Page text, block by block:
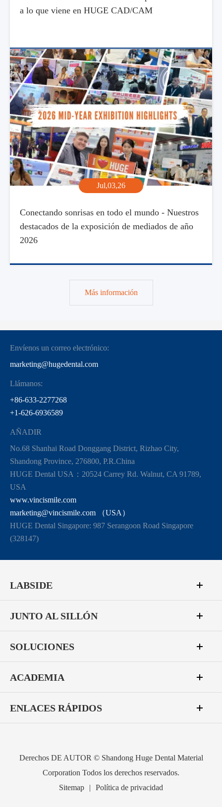
a lo que viene en HUGE CAD/CAM
Jul,03,26
Conectando sonrisas en todo el mundo - Nuestros
destacados de la exposición de mediados de año
2026
Más información
Envíenos un correo electrónico:
marketing@hugedental.com
Llámanos:
+86-633-2277268
+1-626-6936589
AÑADIR
No.68 Shanhai Road Donggang District, Rizhao City,
Shandong Province, 276800, P.R.China
HUGE Dental USA：20524 Carrey Rd. Walnut, CA 91789,
USA
www.vincismile.com
marketing@vincismile.com （USA）
HUGE Dental Singapore: 987 Serangoon Road Singapore
(328147)
LABSIDE
JUNTO AL SILLÓN
SOLUCIONES
ACADEMIA
ENLACES RÁPIDOS
Derechos DE AUTOR © Shandong Huge Dental Material
Corporation Todos los derechos reservados.
Sitemap
| Política de privacidad